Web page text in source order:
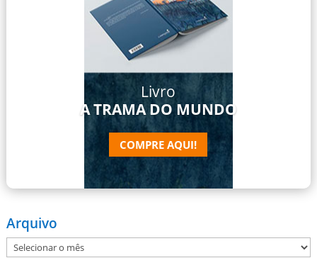
Livro
A TRAMA DO MUNDO
COMPRE AQUI!
Arquivo
Arquivo